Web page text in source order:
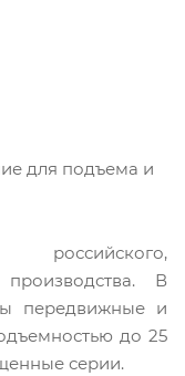
для подъема и
российского,
В
передвижные и
до 25
серии.